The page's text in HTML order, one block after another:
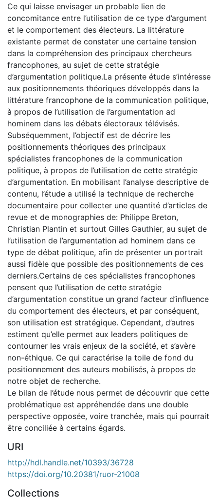
Ce qui laisse envisager un probable lien de
concomitance entre l’utilisation de ce type d’argument
et le comportement des électeurs. La littérature
existante permet de constater une certaine tension
dans la compréhension des principaux chercheurs
francophones, au sujet de cette stratégie
d’argumentation politique.La présente étude s’intéresse
aux positionnements théoriques développés dans la
littérature francophone de la communication politique,
à propos de l’utilisation de l’argumentation ad
hominem dans les débats électoraux télévisés.
Subséquemment, l’objectif est de décrire les
positionnements théoriques des principaux
spécialistes francophones de la communication
politique, à propos de l’utilisation de cette stratégie
d’argumentation. En mobilisant l’analyse descriptive de
contenu, l’étude a utilisé la technique de recherche
documentaire pour collecter une quantité d’articles de
revue et de monographies de: Philippe Breton,
Christian Plantin et surtout Gilles Gauthier, au sujet de
l’utilisation de l’argumentation ad hominem dans ce
type de débat politique, afin de présenter un portrait
aussi fidèle que possible des positionnements de ces
derniers.Certains de ces spécialistes francophones
pensent que l’utilisation de cette stratégie
d’argumentation constitue un grand facteur d’influence
du comportement des électeurs, et par conséquent,
son utilisation est stratégique. Cependant, d’autres
estiment qu’elle permet aux leaders politiques de
contourner les vrais enjeux de la société, et s’avère
non-éthique. Ce qui caractérise la toile de fond du
positionnement des auteurs mobilisés, à propos de
notre objet de recherche.
Le bilan de l’étude nous permet de découvrir que cette
problématique est appréhendée dans une double
perspective opposée, voire tranchée, mais qui pourrait
être conciliée à certains égards.
URI
http://hdl.handle.net/10393/36728
https://doi.org/10.20381/ruor-21008
Collections